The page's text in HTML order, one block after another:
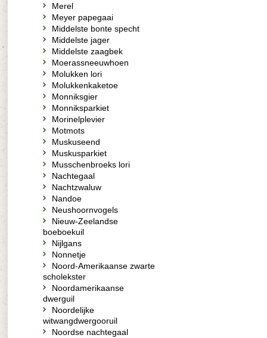
Merel
Meyer papegaai
Middelste bonte specht
Middelste jager
Middelste zaagbek
Moerassneeuwhoen
Molukken lori
Molukkenkaketoe
Monniksgier
Monniksparkiet
Morinelplevier
Motmots
Muskuseend
Muskusparkiet
Musschenbroeks lori
Nachtegaal
Nachtzwaluw
Nandoe
Neushoornvogels
Nieuw-Zeelandse
boeboekuil
Nijlgans
Nonnetje
Noord-Amerikaanse zwarte
scholekster
Noordamerikaanse
dwerguil
Noordelijke
witwangdwergooruil
Noordse nachtegaal